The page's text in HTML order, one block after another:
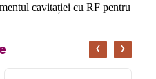
cavitației cu RF pentru
‹ ›